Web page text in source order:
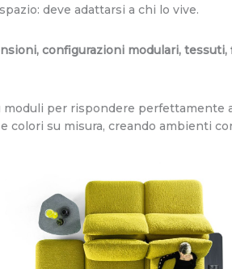
deve adattarsi a chi lo vive.
configurazioni modulari,
per rispondere perfettamente
colori su misura, creando ambienti